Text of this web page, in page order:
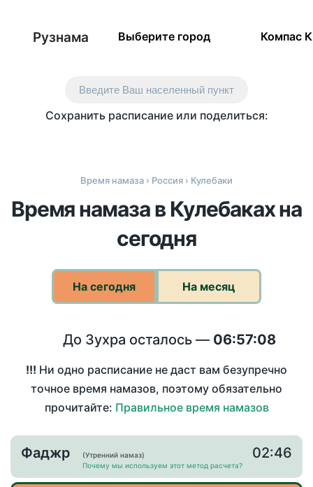
Рузнама Выберите город Компас
Введите Ваш населенный пункт
Сохранить расписание или поделиться:
Время намаза › Россия › Кулебаки
Время намаза в Кулебаках на
сегодня
На сегодня На месяц
До Зухра осталось — 06:57:07
!!! Ни одно расписание не даст вам безупречно
точное время намазов, поэтому обязательно
прочитайте: Правильное время намазов
Фаджр
(Утренний намаз)
Почему мы используем этот метод расчета?
02:46